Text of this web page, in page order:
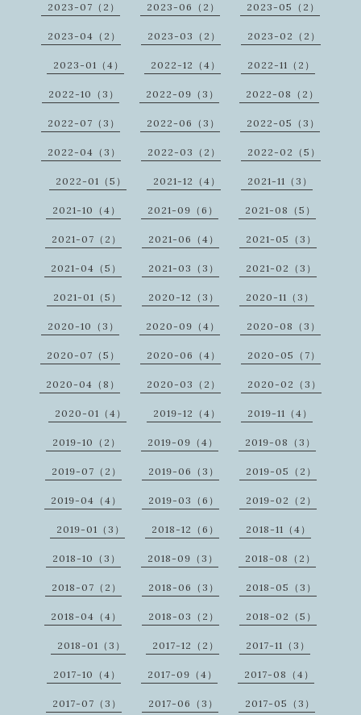
2023-07（2） 2023-06（2） 2023-05（2）
2023-04（2） 2023-03（2） 2023-02（2）
2023-01（4） 2022-12（4） 2022-11（2）
2022-10（3） 2022-09（3） 2022-08（2）
2022-07（3） 2022-06（3） 2022-05（3）
2022-04（3） 2022-03（2） 2022-02（5）
2022-01（5） 2021-12（4） 2021-11（3）
2021-10（4） 2021-09（6） 2021-08（5）
2021-07（2） 2021-06（4） 2021-05（3）
2021-04（5） 2021-03（3） 2021-02（3）
2021-01（5） 2020-12（3） 2020-11（3）
2020-10（3） 2020-09（4） 2020-08（3）
2020-07（5） 2020-06（4） 2020-05（7）
2020-04（8） 2020-03（2） 2020-02（3）
2020-01（4） 2019-12（4） 2019-11（4）
2019-10（2） 2019-09（4） 2019-08（3）
2019-07（2） 2019-06（3） 2019-05（2）
2019-04（4） 2019-03（6） 2019-02（2）
2019-01（3） 2018-12（6） 2018-11（4）
2018-10（3） 2018-09（3） 2018-08（2）
2018-07（2） 2018-06（3） 2018-05（3）
2018-04（4） 2018-03（2） 2018-02（5）
2018-01（3） 2017-12（2） 2017-11（3）
2017-10（4） 2017-09（4） 2017-08（4）
2017-07（3） 2017-06（3） 2017-05（3）